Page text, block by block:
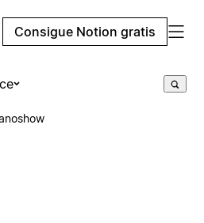
Consigue Notion gratis